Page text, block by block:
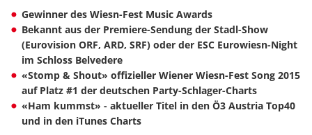
Gewinner des Wiesn-Fest Music Awards
Bekannt aus der Premiere-Sendung der Stadl-Show
(Eurovision ORF, ARD, SRF) oder der ESC Eurowiesn-Night
im Schloss Belvedere
«Stomp & Shout» offizieller Wiener Wiesn-Fest Song 2015
auf Platz #1 der deutschen Party-Schlager-Charts
«Ham kummst» - aktueller Titel in den Ö3 Austria Top40
und in den iTunes Charts